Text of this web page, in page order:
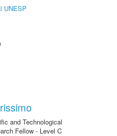
UNESP
and Technological
Fellow - Level C